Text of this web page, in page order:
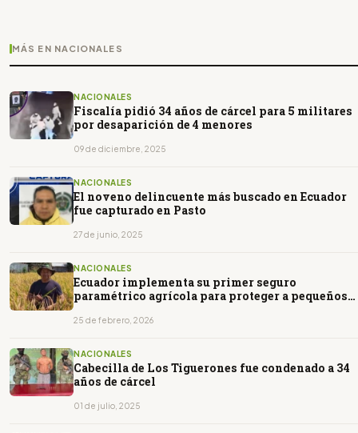
MÁS EN NACIONALES
NACIONALES
Fiscalía pidió 34 años de cárcel para 5 militares
por desaparición de 4 menores
09 de diciembre, 2025
NACIONALES
El noveno delincuente más buscado en Ecuador
fue capturado en Pasto
27 de junio, 2025
NACIONALES
Ecuador implementa su primer seguro
paramétrico agrícola para proteger a pequeños
25 de febrero, 2026
NACIONALES
Cabecilla de Los Tiguerones fue condenado a 34
años de cárcel
01 de julio, 2025